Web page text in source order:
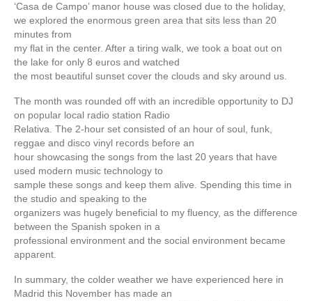
‘Casa de Campo’ manor house was closed due to the holiday,
we explored the enormous green area that sits less than 20
minutes from
my flat in the center. After a tiring walk, we took a boat out on
the lake for only 8 euros and watched
the most beautiful sunset cover the clouds and sky around us.
The month was rounded off with an incredible opportunity to DJ
on popular local radio station Radio
Relativa. The 2-hour set consisted of an hour of soul, funk,
reggae and disco vinyl records before an
hour showcasing the songs from the last 20 years that have
used modern music technology to
sample these songs and keep them alive. Spending this time in
the studio and speaking to the
organizers was hugely beneficial to my fluency, as the difference
between the Spanish spoken in a
professional environment and the social environment became
apparent.
In summary, the colder weather we have experienced here in
Madrid this November has made an